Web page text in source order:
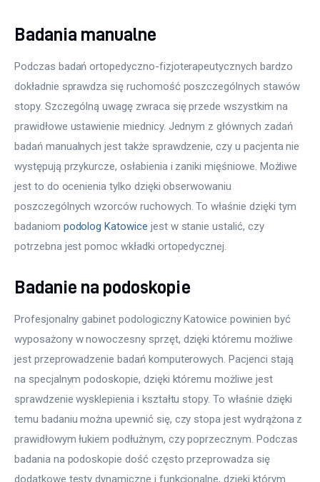
Badania manualne
Podczas badań ortopedyczno-fizjoterapeutycznych bardzo
dokładnie sprawdza się ruchomość poszczególnych stawów
stopy. Szczególną uwagę zwraca się przede wszystkim na
prawidłowe ustawienie miednicy. Jednym z głównych zadań
badań manualnych jest także sprawdzenie, czy u pacjenta nie
występują przykurcze, osłabienia i zaniki mięśniowe. Możliwe
jest to do ocenienia tylko dzięki obserwowaniu
poszczególnych wzorców ruchowych. To właśnie dzięki tym
badaniom podolog Katowice jest w stanie ustalić, czy
potrzebna jest pomoc wkładki ortopedycznej.
Badanie na podoskopie
Profesjonalny gabinet podologiczny Katowice powinien być
wyposażony w nowoczesny sprzęt, dzięki któremu możliwe
jest przeprowadzenie badań komputerowych. Pacjenci stają
na specjalnym podoskopie, dzięki któremu możliwe jest
sprawdzenie wysklepienia i kształtu stopy. To właśnie dzięki
temu badaniu można upewnić się, czy stopa jest wydrążona z
prawidłowym łukiem podłużnym, czy poprzecznym. Podczas
badania na podoskopie dość często przeprowadza się
dodatkowe testy dynamiczne i funkcjonalne, dzięki którym